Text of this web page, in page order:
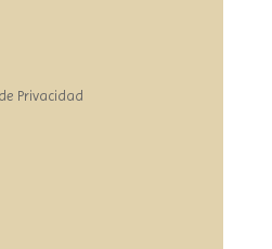
Privacidad